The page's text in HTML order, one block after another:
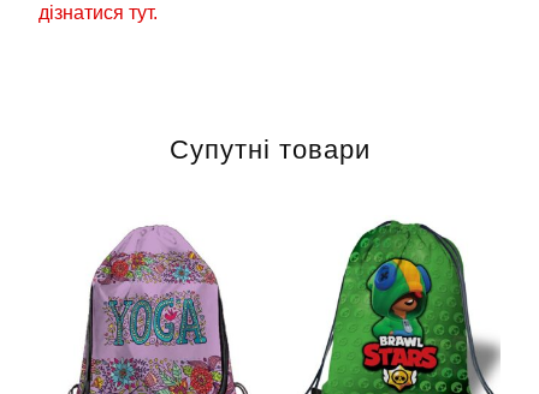
дізнатися тут.
Супутні товари